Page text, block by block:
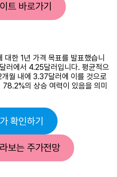
트 바로가기
한 1년 가격 목표를 발표했습니
러에서 4.25달러입니다. 평균적으
월 내에 3.37달러에 이를 것으로
의 상승 여력이 있음을 의미
확인하기
보는 주가전망